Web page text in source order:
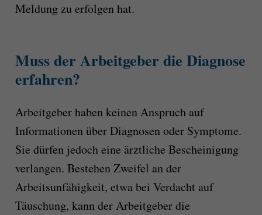
Meldung zu erfolgen hat.
Muss der Arbeitgeber die Diagnose
erfahren?
Arbeitgeber haben keinen Anspruch auf
Informationen über Diagnosen oder Symptome.
Sie dürfen jedoch eine ärztliche Bescheinigung
verlangen. Bestehen Zweifel an der
Arbeitsunfähigkeit, etwa bei Verdacht auf
Täuschung, kann der Arbeitgeber die